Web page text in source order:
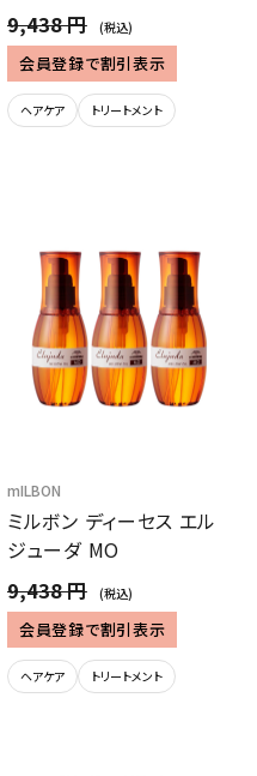
9,438 円
(税込)
会員登録で割引表示
ヘアケア トリートメント
mILBON
ミルボン ディーセス エル
ジューダ MO
9,438 円
(税込)
会員登録で割引表示
ヘアケア トリートメント